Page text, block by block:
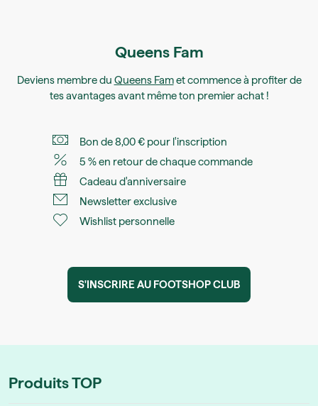
Queens Fam
Deviens membre du Queens Famet commence à profiter de
tes avantages avant même ton premier achat !
Bon de 8,00 € pour l'inscription
5 % en retour de chaque commande
Cadeau d'anniversaire
Newsletter exclusive
Wishlist personnelle
S'INSCRIRE AU FOOTSHOP CLUB
Produits TOP